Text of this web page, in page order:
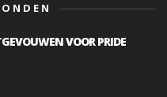
VOOR PRIDE